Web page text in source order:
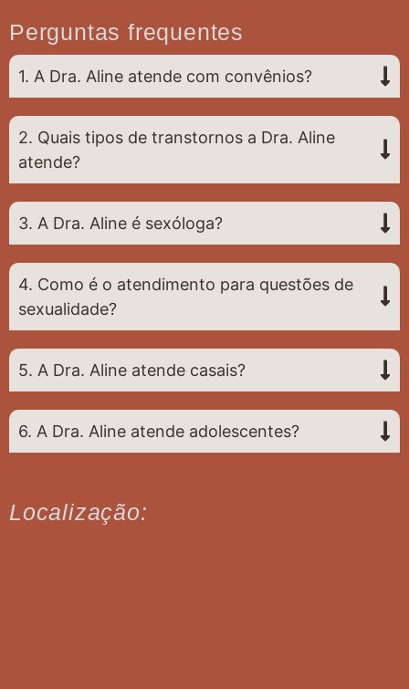
Perguntas frequentes
1. A Dra. Aline atende com convênios?
2. Quais tipos de transtornos a Dra. Aline
atende?
3. A Dra. Aline é sexóloga?
4. Como é o atendimento para questões de
sexualidade?
5. A Dra. Aline atende casais?
6. A Dra. Aline atende adolescentes?
Localização: